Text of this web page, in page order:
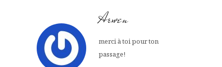
Arwen
merci à toi pour ton
passage!